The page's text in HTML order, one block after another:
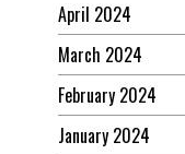
April 2024
March 2024
February 2024
January 2024